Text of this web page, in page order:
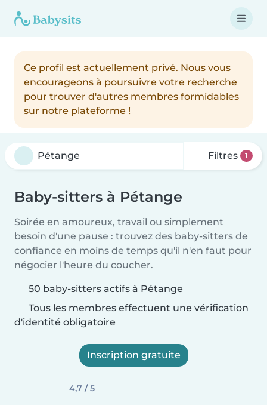
Ce profil est actuellement privé. Nous vous
encourageons à poursuivre votre recherche
pour trouver d'autres membres formidables
sur notre plateforme !
Filtres 1
Baby-sitters à Pétange
Soirée en amoureux, travail ou simplement
besoin d'une pause : trouvez des baby-sitters de
confiance en moins de temps qu'il n'en faut pour
négocier l'heure du coucher.
50 baby-sitters actifs à Pétange
Tous les membres effectuent une vérification
d'identité obligatoire
Inscription gratuite
4,7 / 5